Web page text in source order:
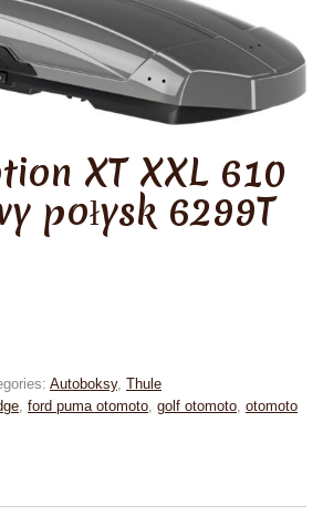
XT XXL 610
połysk 6299T
Autoboksy, Thule
, ford puma otomoto, golf otomoto, otomoto